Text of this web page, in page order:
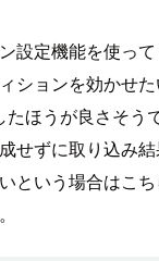
設定機能を使っ
ションを効かせ
ほうが良さそうで
せずに取り込み
という場合はこ